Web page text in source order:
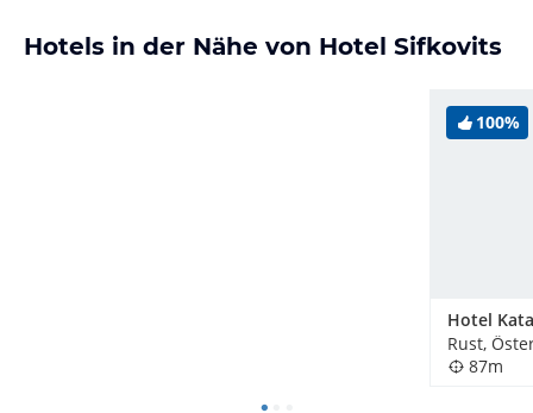
Hotels in der Nähe von Hotel Sifkovits
100%
Hotel
Rust,
87m